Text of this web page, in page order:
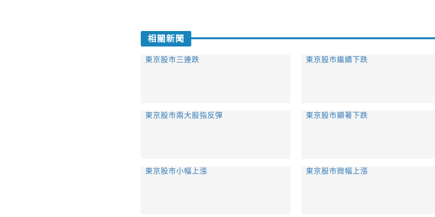
相關新聞
東京股市三連跌 東京股市繼續下跌
東京股市兩大股指反彈 東京股市顯著下跌
東京股市小幅上漲 東京股市微幅上漲